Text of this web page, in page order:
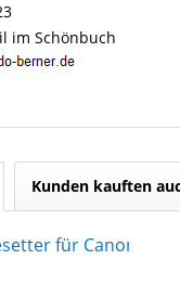
im Schönbuch
Kunden kauften